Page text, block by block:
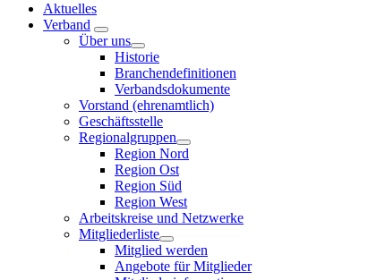
Aktuelles
Verband
Über uns
Historie
Branchendefinitionen
Verbandsdokumente
Vorstand (ehrenamtlich)
Geschäftsstelle
Regionalgruppen
Region Nord
Region Ost
Region Süd
Region West
Arbeitskreise und Netzwerke
Mitgliederliste
Mitglied werden
Angebote für Mitglieder